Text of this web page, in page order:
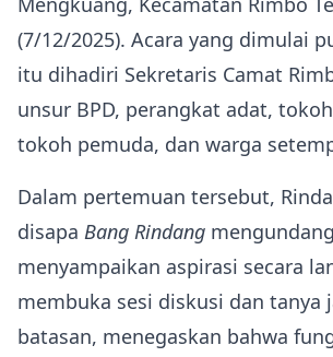
(7/12/2025). Acara yang dimulai
itu dihadiri Sekretaris Camat
unsur BPD, perangkat adat,
tokoh pemuda, dan warga
Dalam pertemuan tersebut,
disapa Bang Rindang
menyampaikan aspirasi secara
membuka sesi diskusi dan tanya
batasan, menegaskan bahwa